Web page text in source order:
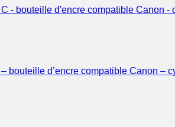
bouteille d’encre compatible Canon –